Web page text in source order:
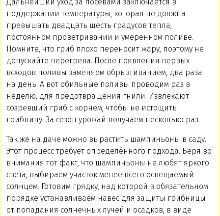
поддержании температуры, которая не должна
превышать двадцать шесть градусов тепла,
постоянном проветривании и умеренном поливе.
Помните, что гриб плохо переносит жару, поэтому не
допускайте перегрева. После появления первых
всходов поливы заменяем обрызгиванием, два раза
на день. А вот обильные поливы проводим раз в
неделю, для предотвращения гнили. Извлекают
созревший гриб с корнем, чтобы не истощить
грибницу. За сезон урожай получаем несколько раз.
Так же на даче можно вырастить шампиньоны в саду.
Этот процесс требует определённого подхода. Беря во
внимания тот факт, что шампиньоны не любят яркого
света, выбираем участок менее всего освещаемый
солнцем. Готовим грядку, над которой в обязательном
порядке устанавливаем навес для защиты грибницы
от попадания солнечных лучей и осадков, в виде